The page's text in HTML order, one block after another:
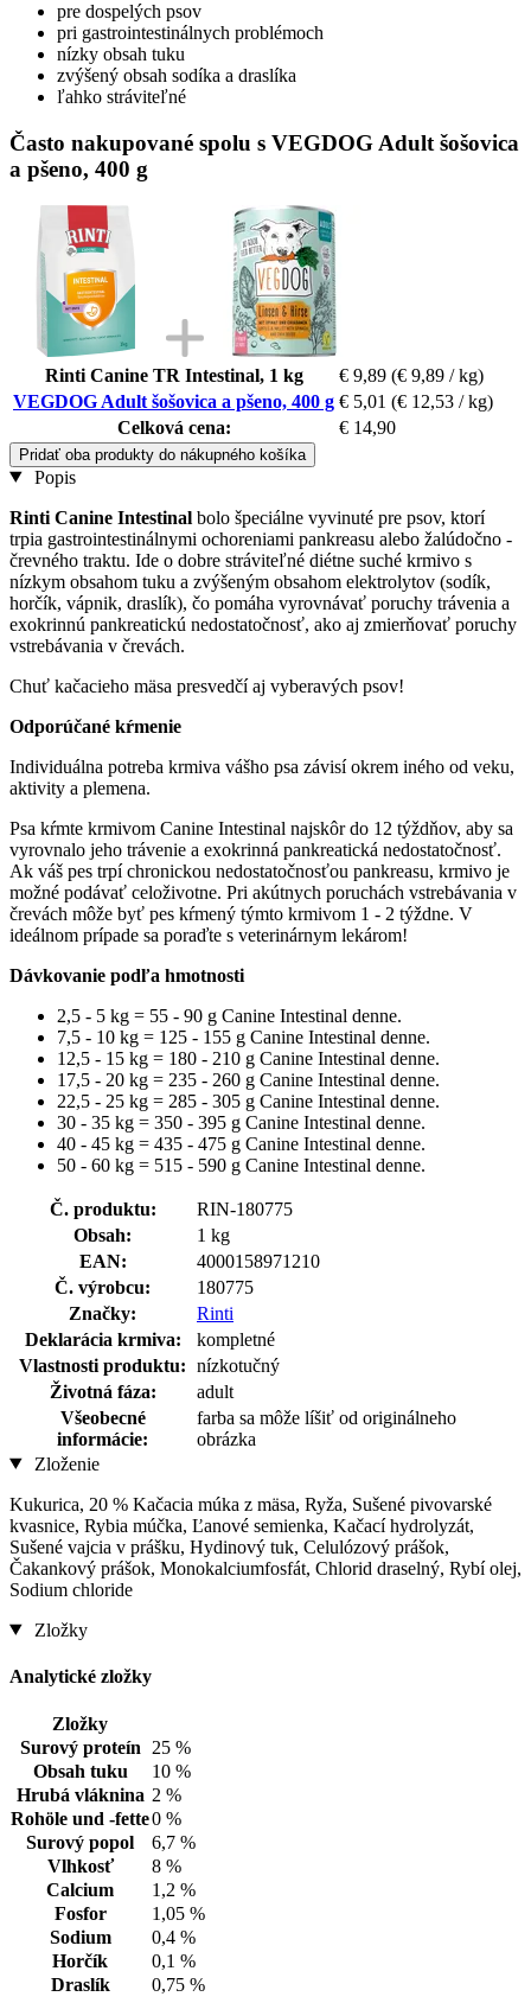
pre dospelých psov
pri gastrointestinálnych problémoch
nízky obsah tuku
zvýšený obsah sodíka a draslíka
ľahko stráviteľné
Často nakupované spolu s VEGDOG Adult šošovica
a pšeno, 400 g
Rinti Canine TR Intestinal, 1 kg € 9,89 (€ 9,89 / kg)
VEGDOG Adult šošovica a pšeno, 400 g € 5,01 (€ 12,53 / kg)
Celková cena:
€ 14,90
Pridať oba produkty do nákupného košíka
Popis
Rinti Canine Intestinal bolo špeciálne vyvinuté pre psov, ktorí
trpia gastrointestinálnymi ochoreniami pankreasu alebo žalúdočno -
črevného traktu. Ide o dobre stráviteľné diétne suché krmivo s
nízkym obsahom tuku a zvýšeným obsahom elektrolytov (sodík,
horčík, vápnik, draslík), čo pomáha vyrovnávať poruchy trávenia a
exokrinnú pankreatickú nedostatočnosť, ako aj zmierňovať poruchy
vstrebávania v črevách.
Chuť kačacieho mäsa presvedčí aj vyberavých psov!
Odporúčané kŕmenie
Individuálna potreba krmiva vášho psa závisí okrem iného od veku,
aktivity a plemena.
Psa kŕmte krmivom Canine Intestinal najskôr do 12 týždňov, aby sa
vyrovnalo jeho trávenie a exokrinná pankreatická nedostatočnosť.
Ak váš pes trpí chronickou nedostatočnosťou pankreasu, krmivo je
možné podávať celoživotne. Pri akútnych poruchách vstrebávania v
črevách môže byť pes kŕmený týmto krmivom 1 - 2 týždne. V
ideálnom prípade sa poraďte s veterinárnym lekárom!
Dávkovanie podľa hmotnosti
2,5 - 5 kg = 55 - 90 g Canine Intestinal denne.
7,5 - 10 kg = 125 - 155 g Canine Intestinal denne.
12,5 - 15 kg = 180 - 210 g Canine Intestinal denne.
17,5 - 20 kg = 235 - 260 g Canine Intestinal denne.
22,5 - 25 kg = 285 - 305 g Canine Intestinal denne.
30 - 35 kg = 350 - 395 g Canine Intestinal denne.
40 - 45 kg = 435 - 475 g Canine Intestinal denne.
50 - 60 kg = 515 - 590 g Canine Intestinal denne.
Č. produktu:
RIN-180775
Obsah:
1 kg
EAN:
4000158971210
Č. výrobcu:
180775
Značky:
Rinti
Deklarácia krmiva:
kompletné
Vlastnosti produktu: nízkotučný
Životná fáza:
adult
Všeobecné
informácie:
farba sa môže líšiť od originálneho
obrázka
Zloženie
Kukurica, 20 % Kačacia múka z mäsa, Ryža, Sušené pivovarské
kvasnice, Rybia múčka, Ľanové semienka, Kačací hydrolyzát,
Sušené vajcia v prášku, Hydinový tuk, Celulózový prášok,
Čakankový prášok, Monokalciumfosfát, Chlorid draselný, Rybí olej,
Sodium chloride
Zložky
Analytické zložky
Zložky
Surový proteín
25 %
Obsah tuku
10 %
Hrubá vláknina 2 %
Rohöle und -fette0 %
Surový popol
6,7 %
Vlhkosť
8 %
Calcium
1,2 %
Fosfor
1,05 %
Sodium
0,4 %
Horčík
0,1 %
Draslík
0,75 %